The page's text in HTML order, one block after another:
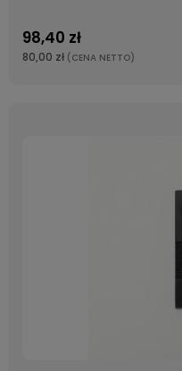
98,40 zł
80,00 zł (CENA NETTO)